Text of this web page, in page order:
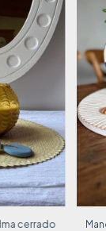
cerrado